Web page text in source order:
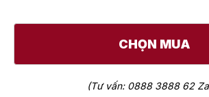
CHỌN MUA
(Tư vấn: 0888 3888 62